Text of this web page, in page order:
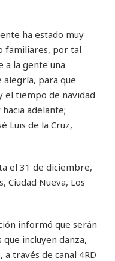
ha estado muy
familiares, por tal
a la gente una
alegría, para que
el tiempo de navidad
adelante;
Luis de la Cruz,
el 31 de diciembre,
Ciudad Nueva, Los
informó que serán
incluyen danza,
a través de canal 4RD